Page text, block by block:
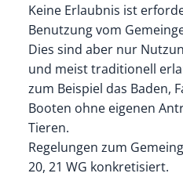
Keine Erlaubnis ist
Benutzung vom
Dies sind aber nur
und meist traditionell
zum Beispiel das Baden,
Booten ohne eigenen
Tieren.
Regelungen zum
20, 21 WG konkretisiert.